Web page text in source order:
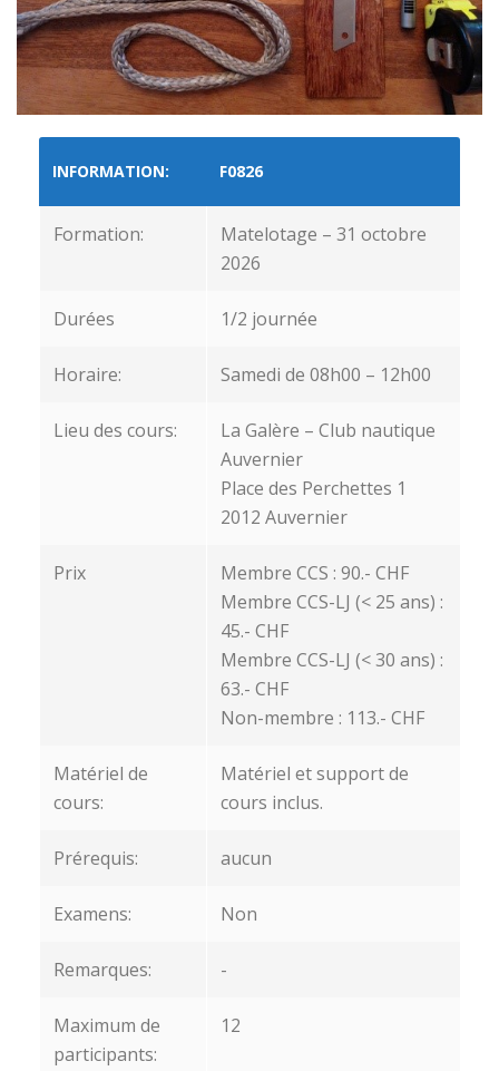
INFORMATION: F0826
Formation:
Matelotage – 31 octobre
2026
Durées 1/2 journée
Horaire: Samedi de 08h00 – 12h00
Lieu des cours:
La Galère – Club nautique
Auvernier
Place des Perchettes 1
2012 Auvernier
Prix
Membre CCS : 90.- CHF
Membre CCS-LJ (< 25 ans) :
45.- CHF
Membre CCS-LJ (< 30 ans) :
63.- CHF
Non-membre : 113.- CHF
Matériel de
cours:
Matériel et support de
cours inclus.
Prérequis: aucun
Examens: Non
Remarques: -
Maximum de
participants:
12